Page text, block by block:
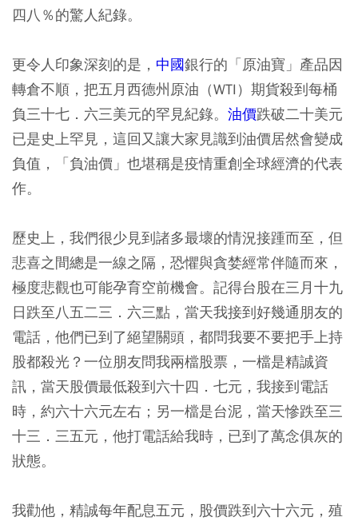
四八％的驚人紀錄。
更令人印象深刻的是， 中國銀行的「原油寶」產品因
轉倉不順，把五月西德州原油（WTI）期貨殺到每桶
負三十七．六三美元的罕見紀錄。 油價跌破二十美元
已是史上罕見，這回又讓大家見識到油價居然會變成
負值，「負油價」也堪稱是疫情重創全球經濟的代表
作。
歷史上，我們很少見到諸多最壞的情況接踵而至，但
悲喜之間總是一線之隔，恐懼與貪婪經常伴隨而來，
極度悲觀也可能孕育空前機會。記得台股在三月十九
日跌至八五二三．六三點，當天我接到好幾通朋友的
電話，他們已到了絕望關頭，都問我要不要把手上持
股都殺光？一位朋友問我兩檔股票，一檔是精誠資
訊，當天股價最低殺到六十四．七元，我接到電話
時，約六十六元左右；另一檔是台泥，當天慘跌至三
十三．三五元，他打電話給我時，已到了萬念俱灰的
狀態。
我勸他，精誠每年配息五元，股價跌到六十六元，殖